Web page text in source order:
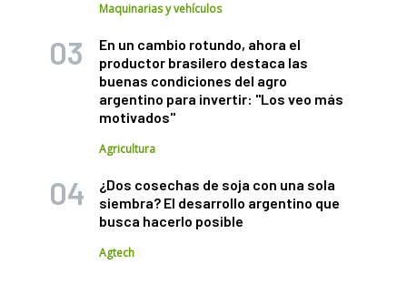
Maquinarias y vehículos
En un cambio rotundo, ahora el
productor brasilero destaca las
buenas condiciones del agro
argentino para invertir: "Los veo más
motivados"
Agricultura
¿Dos cosechas de soja con una sola
siembra? El desarrollo argentino que
busca hacerlo posible
Agtech